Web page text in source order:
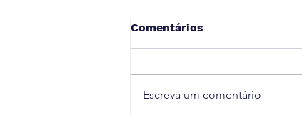
Comentários
Escreva um comentário